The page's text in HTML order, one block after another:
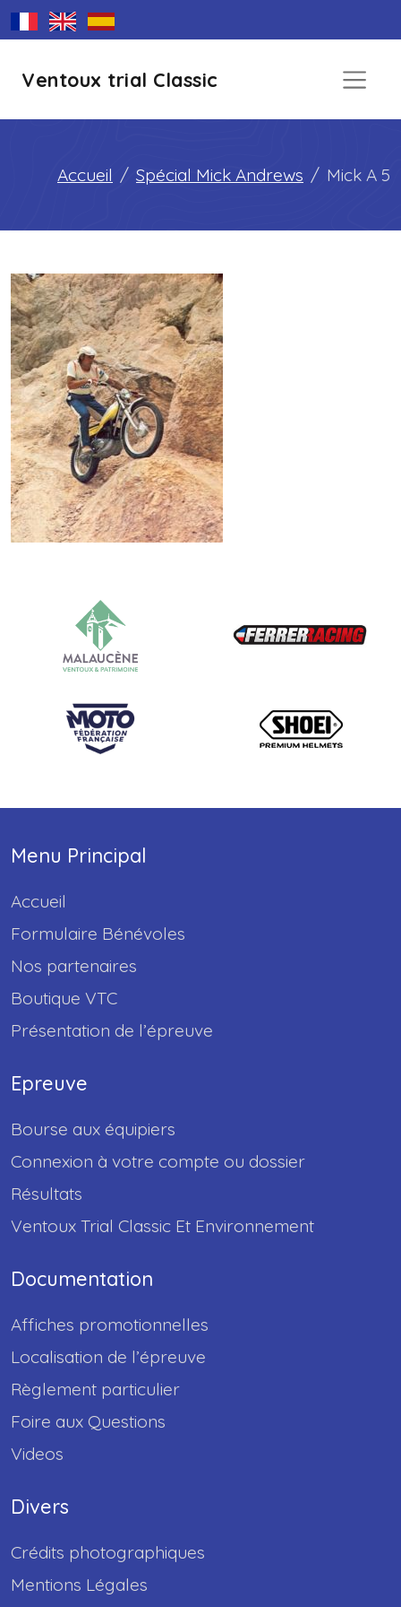
Ventoux trial Classic
Accueil Spécial Mick Andrews Mick A 5
Menu Principal
Accueil
Formulaire Bénévoles
Nos partenaires
Boutique VTC
Présentation de l’épreuve
Epreuve
Bourse aux équipiers
Connexion à votre compte ou dossier
Résultats
Ventoux Trial Classic Et Environnement
Documentation
Affiches promotionnelles
Localisation de l’épreuve
Règlement particulier
Foire aux Questions
Videos
Divers
Crédits photographiques
Mentions Légales